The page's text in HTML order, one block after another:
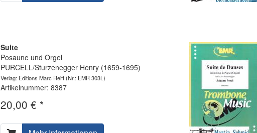
Suite
Posaune und Orgel
PURCELL/Sturzenegger Henry (1659-1695)
Verlag: Editions Marc Reift(Nr.: EMR 303L)
Artikelnummer: 8387
20,00 € *